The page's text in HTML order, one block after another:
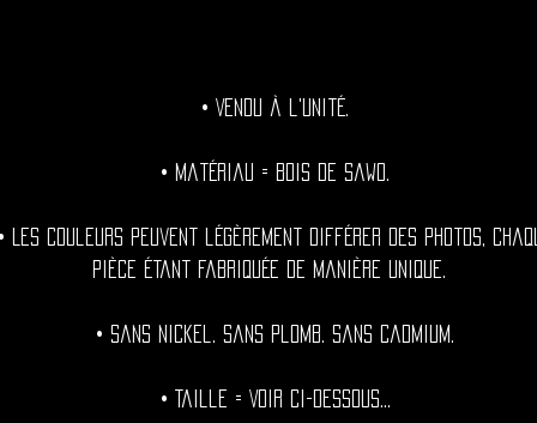
• Vendu à l'unité.
• Matériau = Bois de sawo.
couleurs peuvent légèrement différer des photos,
pièce étant fabriquée de manière unique.
• Sans nickel. Sans plomb. Sans cadmium.
• Taille = Voir ci-dessous...